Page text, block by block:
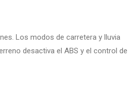
Los modos de carretera y lluvia
desactiva el ABS y el control de